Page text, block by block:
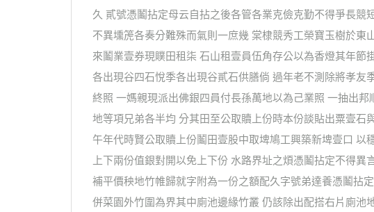
久 貳號憑鬮拈定母云自拈之後各管各業克儉克勤不得爭長
不異壎箎各奏分難殊而氣則一庶幾 棠棣競秀工榮寶玉樹於
來鬮業壹券現贌田租柒 石山租壹員伍角存公以為香燈其年
各出現谷四石悅季各出現谷貳石供膳倘 過年老不測除將孝
終照 一媽親現派出佛銀四員付長孫萬地以為己業照 一抽出
地等項兄弟各半均 分其田至公取贖上份時本份談貼出粟壹
午年代時賢公取贖上份鬮田壹股中取埤鳩工興築新埤壹口
上下兩份值銀對開以免上下份 水路界址之煩憑鬮拈定不得
補平價秧地竹帷歸就字附為一份之額配久字號弟達養憑鬮拈
併菜園外竹圍為界其中廁池邊緣竹叢 仍該除出配搭右片廁